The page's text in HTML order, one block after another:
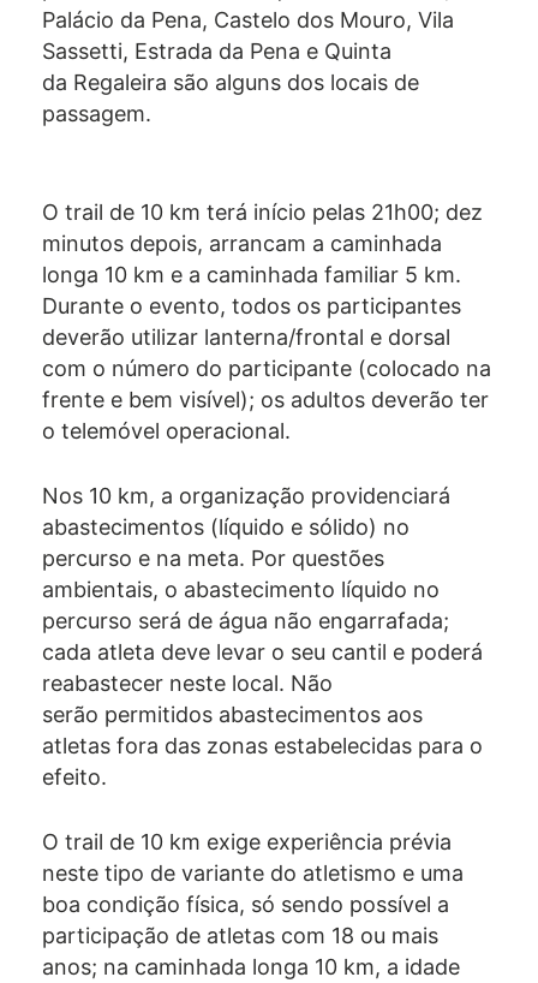
Palácio da Pena, Castelo dos Mouro, Vila
Sassetti, Estrada da Pena e Quinta
da Regaleira são alguns dos locais de
passagem.
O trail de 10 km terá início pelas 21h00; dez
minutos depois, arrancam a caminhada
longa 10 km e a caminhada familiar 5 km.
Durante o evento, todos os participantes
deverão utilizar lanterna/frontal e dorsal
com o número do participante (colocado na
frente e bem visível); os adultos deverão ter
o telemóvel operacional.
Nos 10 km, a organização providenciará
abastecimentos (líquido e sólido) no
percurso e na meta. Por questões
ambientais, o abastecimento líquido no
percurso será de água não engarrafada;
cada atleta deve levar o seu cantil e poderá
reabastecer neste local. Não
serão permitidos abastecimentos aos
atletas fora das zonas estabelecidas para o
efeito.
O trail de 10 km exige experiência prévia
neste tipo de variante do atletismo e uma
boa condição física, só sendo possível a
participação de atletas com 18 ou mais
anos; na caminhada longa 10 km, a idade